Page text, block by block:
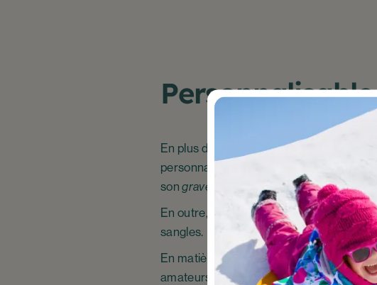
En plus de la base mi-route / mi-cross
personnalisation ; il est notamment
songravel
En outre, le cadre, est, quant à lui,
sangles.
En matière d’équipements, les marques
amateurs souhaitant préparer leurs